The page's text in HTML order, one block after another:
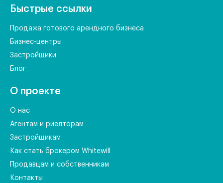
Быстрые ссылки
Продажа готового арендного бизнеса
Бизнес-центры
Застройщики
Блог
О проекте
О нас
Агентам и риелторам
Застройщикам
Как стать брокером Whitewill
Продавцам и собственникам
Контакты